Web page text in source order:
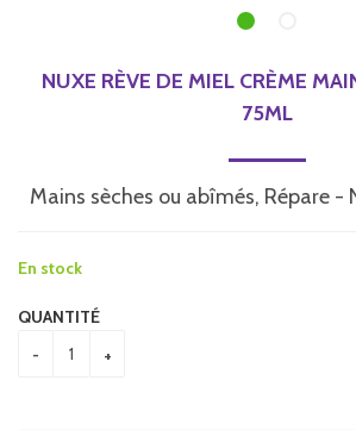
NUXE RÈVE DE MIEL CRÈME
75ML
Mains sèches ou abîmés, Répare -
En stock
QUANTITÉ